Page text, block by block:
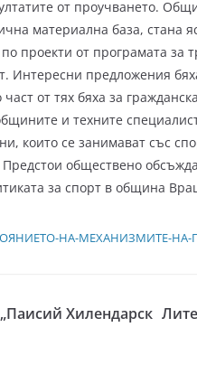
от проучването.
материална база, стана
проекти от програмата за
предложения
от тях бяха за
и техните
които се занимават със
Предстои обществено
за спорт в община
НА-МЕХАНИЗМИТЕ-НА-
Хилендарск